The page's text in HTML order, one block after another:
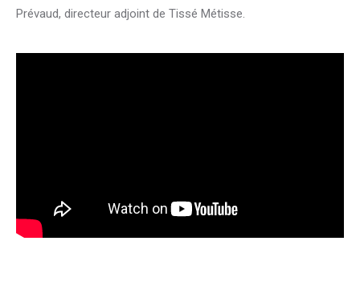
Prévaud, directeur adjoint de Tissé Métisse.